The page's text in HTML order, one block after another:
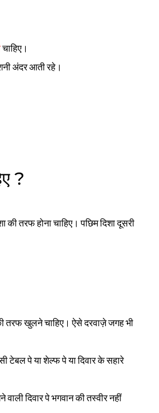
चाहिए।
अंदर आती रहे।
?
की तरफ होना चाहिए। पछिम दिशा दूसरी
तरफ खुलने चाहिए। ऐसे दरवाज़े जगह भी
टेबल पे या शेल्फ पे या दिवार के सहारे
दिवार पे भगवान की तस्वीर नहीं